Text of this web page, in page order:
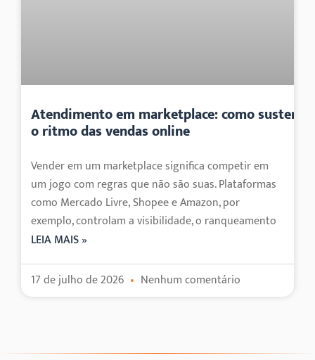
Atendimento em marketplace: como
o ritmo das vendas online
Vender em um marketplace significa competir em
um jogo com regras que não são suas. Plataformas
como Mercado Livre, Shopee e Amazon, por
exemplo, controlam a visibilidade, o ranqueamento
LEIA MAIS »
17 de julho de 2026 Nenhum comentário